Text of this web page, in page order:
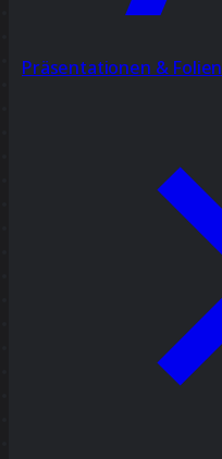
Präsentationen & Folien